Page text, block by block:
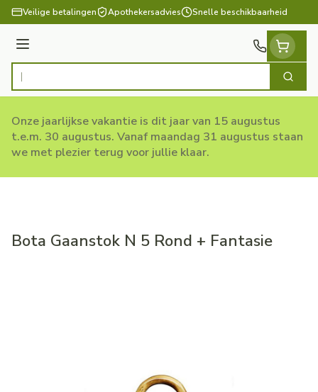
Ga naar de inhoud
Veilige betalingen Apothekersadvies Snelle beschikbaarheid
Menu
Product, merk, categorie... Zoek
Onze jaarlijkse vakantie is dit jaar van 15 augustus
t.e.m. 30 augustus. Vanaf maandag 31 augustus staan
we met plezier terug voor jullie klaar.
Bota Gaanstok N 5 Rond + Fantasie